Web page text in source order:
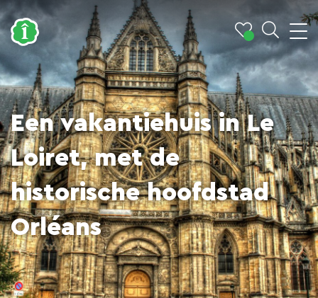
Een vakantiehuis in Le
Loiret, met de
historische hoofdstad
Orléans